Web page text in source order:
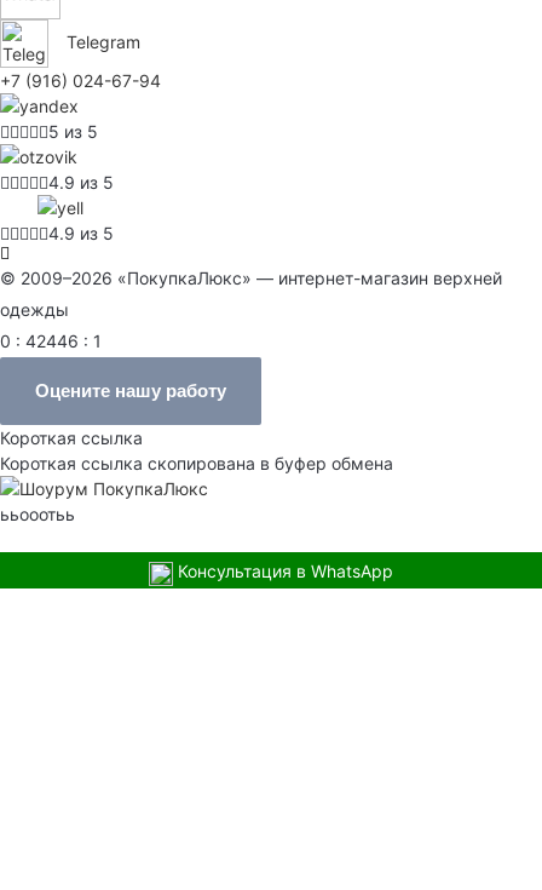
Telegram
+7 (916) 024-67-94
5 из 5
4.9 из 5
4.9 из 5
© 2009–2026 «ПокупкаЛюкс» — интернет-магазин верхней
одежды
0 : 42446 : 1
Оцените нашу работу
Короткая ссылка
Короткая ссылка скопирована в буфер обмена
ььооотьь
Консультация в WhatsApp